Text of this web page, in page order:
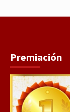
Premiación